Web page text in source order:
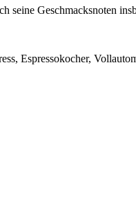
seine Geschmacksnoten
Espressokocher,